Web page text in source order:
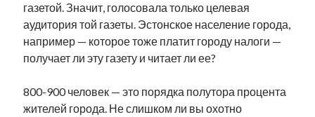
газетой. Значит, голосовала только целевая
аудитория той газеты. Эстонское население города,
например — которое тоже платит городу налоги —
получает ли эту газету и читает ли ее?
800-900 человек — это порядка полутора процента
жителей города. Не слишком ли вы охотно